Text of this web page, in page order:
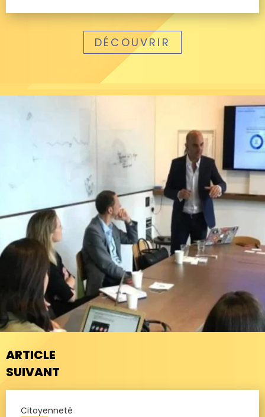
DÉCOUVRIR
ARTICLE
SUIVANT
Citoyenneté